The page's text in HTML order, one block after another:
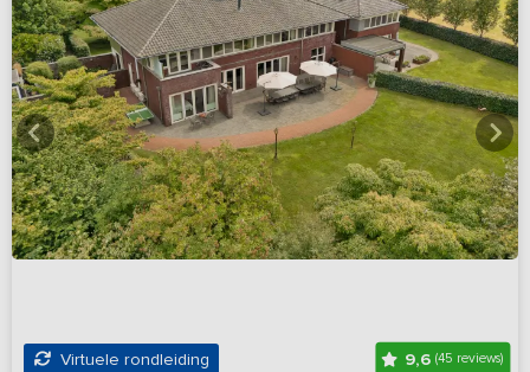
Virtuele rondleiding 9,6(45 reviews)